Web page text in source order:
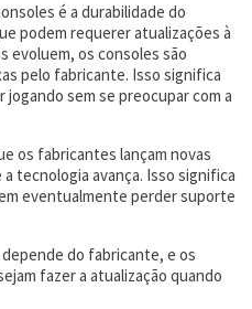
é a durabilidade do
podem requerer atualizações à
evoluem, os consoles são
pelo fabricante. Isso significa
sem se preocupar com a
os fabricantes lançam novas
tecnologia avança. Isso significa
eventualmente perder suporte
do fabricante, e os
fazer a atualização quando